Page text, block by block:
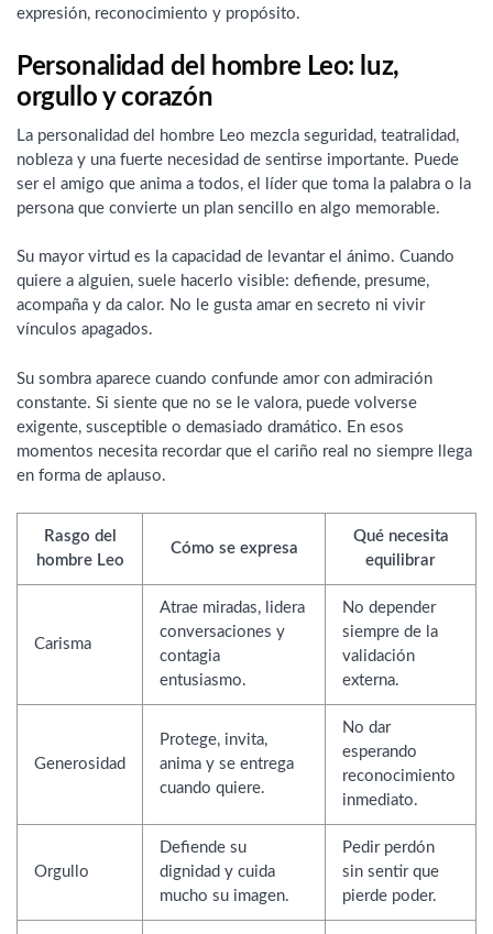
expresión, reconocimiento y propósito.
Personalidad del hombre Leo: luz,
orgullo y corazón
La personalidad del hombre Leo mezcla seguridad, teatralidad,
nobleza y una fuerte necesidad de sentirse importante. Puede
ser el amigo que anima a todos, el líder que toma la palabra o la
persona que convierte un plan sencillo en algo memorable.
Su mayor virtud es la capacidad de levantar el ánimo. Cuando
quiere a alguien, suele hacerlo visible: defiende, presume,
acompaña y da calor. No le gusta amar en secreto ni vivir
vínculos apagados.
Su sombra aparece cuando confunde amor con admiración
constante. Si siente que no se le valora, puede volverse
exigente, susceptible o demasiado dramático. En esos
momentos necesita recordar que el cariño real no siempre llega
en forma de aplauso.
Rasgo del
hombre Leo
Cómo se expresa
Qué necesita
equilibrar
Carisma
Atrae miradas, lidera
conversaciones y
contagia
entusiasmo.
No depender
siempre de la
validación
externa.
Generosidad
Protege, invita,
anima y se entrega
cuando quiere.
No dar
esperando
reconocimiento
inmediato.
Orgullo
Defiende su
dignidad y cuida
mucho su imagen.
Pedir perdón
sin sentir que
pierde poder.